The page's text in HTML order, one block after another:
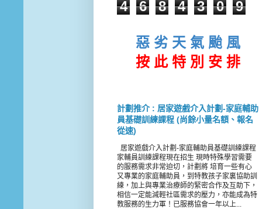
4 6 8 4 3 0 9
惡 劣 天 氣 颱 風
按 此 特 別 安 排
計劃推介 : 居家遊戲介入計劃-家庭輔助
員基礎訓練課程 (尚餘小量名額、報名
從速)
居家遊戲介入計劃-家庭輔助員基礎訓練課程
家輔員訓練課程現在招生 現時特殊學習需要
的服務需求非常迫切，計劃將 培育一些有心
又專業的家庭輔助員，到特教孩子家裏協助訓
練，加上與專業治療師的緊密合作及互助下，
相信一定能減輕社區需求的壓力，亦能成為特
教服務的生力軍！已服務協會一年以上...